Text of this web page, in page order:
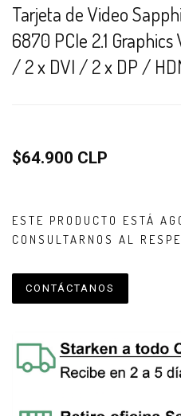
Tarjeta de Video
6870 PCIe 2.1 Graphics
/ 2 x DVI / 2 x DP /
$64.900 CLP
ESTE PRODUCTO ESTÁ
CONSULTARNOS AL
CONTÁCTANOS